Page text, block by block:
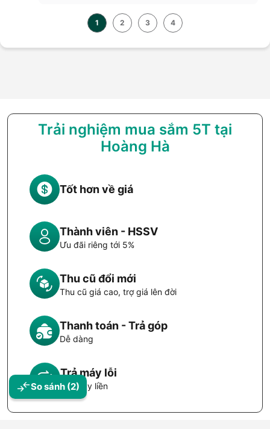
So sánh (2)
1 2 3 4
Trải nghiệm mua sắm 5T tại
Hoàng Hà
Tốt hơn về giá
Thành viên - HSSV
Ưu đãi riêng tới 5%
Thu cũ đổi mới
Thu cũ giá cao, trợ giá lên đời
Thanh toán - Trả góp
Dễ dàng
Trả máy lỗi
Đổi máy liền